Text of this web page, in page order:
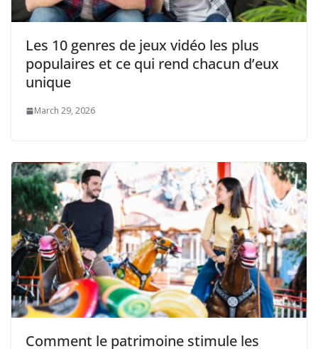
Les 10 genres de jeux vidéo les plus
populaires et ce qui rend chacun d’eux
unique
March 29, 2026
Comment le patrimoine stimule les